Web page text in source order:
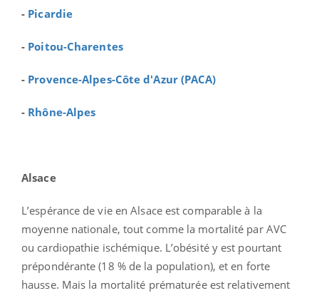
- Picardie
- Poitou-Charentes
- Provence-Alpes-Côte d'Azur (PACA)
- Rhône-Alpes
Alsace
L’espérance de vie en Alsace est comparable à la
moyenne nationale, tout comme la mortalité par AVC
ou cardiopathie ischémique. L’obésité y est pourtant
prépondérante (18 % de la population), et en forte
hausse. Mais la mortalité prématurée est relativement